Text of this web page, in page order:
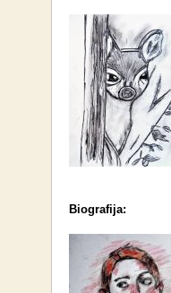
Biografija: